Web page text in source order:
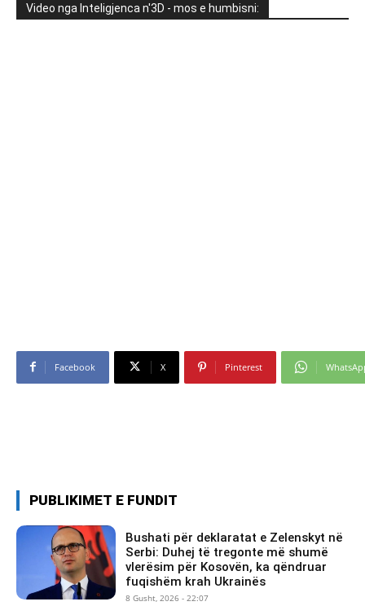
Video nga Inteligjenca n'3D - mos e humbisni:
Facebook X Pinterest
PUBLIKIMET E FUNDIT
Bushati për deklaratat e Zelenskyt në
Serbi: Duhej të tregonte më shumë
vlerësim për Kosovën, ka qëndruar
fuqishëm krah Ukrainës
8 Gusht, 2026 - 22:07